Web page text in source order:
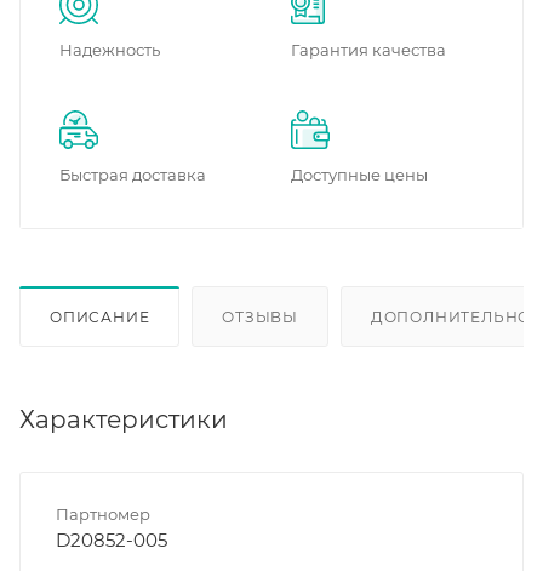
Надежность Гарантия качества
Быстрая доставка Доступные цены
ОПИСАНИЕ ОТЗЫВЫ ДОПОЛНИТЕЛЬНО
Характеристики
Партномер
D20852-005